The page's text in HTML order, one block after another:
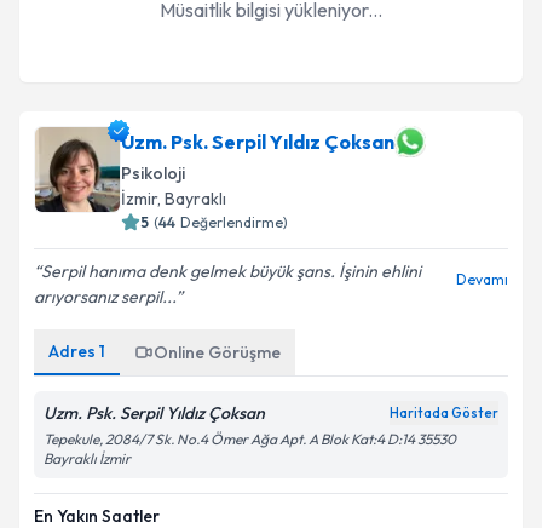
Müsaitlik bilgisi yükleniyor...
Uzm. Psk. Serpil Yıldız Çoksan
Psikoloji
İzmir, Bayraklı
5 (44 Değerlendirme)
Serpil hanıma denk gelmek büyük şans. İşinin ehlini
arıyorsanız serpil...
Devamı
Adres 1 Online Görüşme
Uzm. Psk. Serpil Yıldız Çoksan Haritada Göster
Tepekule, 2084/7 Sk. No.4 Ömer Ağa Apt. A Blok Kat:4 D:14 35530
Bayraklı İzmir
En Yakın Saatler